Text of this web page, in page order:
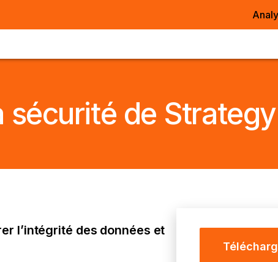
sécurité de
l’intégrité des données et